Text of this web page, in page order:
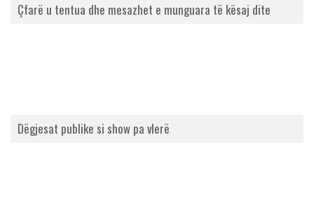
Çfarë u tentua dhe mesazhet e munguara të kësaj dite
Dëgjesat publike si show pa vlerë